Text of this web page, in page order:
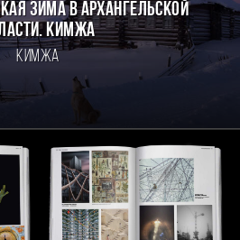
зима в Архангельской
Кимжа
Кимжа